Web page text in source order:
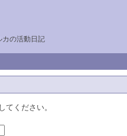
の活動日記
てください。